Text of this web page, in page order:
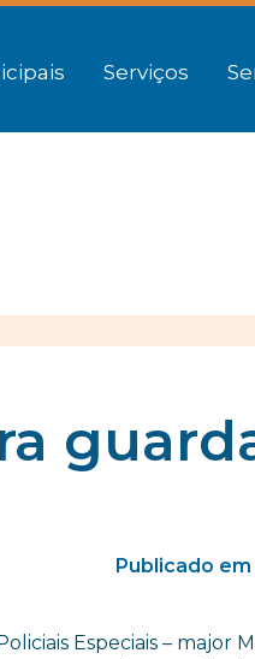
Serviços
Publicado
Especiais – major